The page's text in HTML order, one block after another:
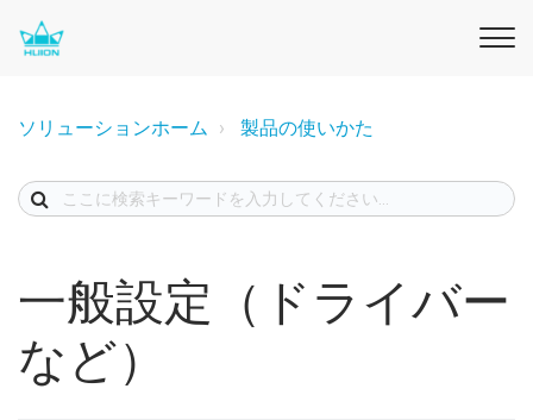
ソリューションホーム 製品の使いかた
一般設定（ドライバー
など）